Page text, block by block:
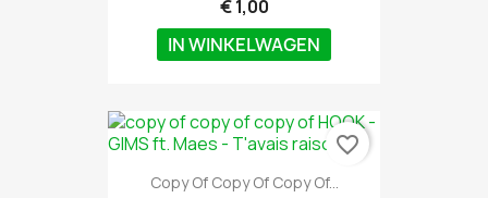
€ 1,00
IN WINKELWAGEN
Copy Of Copy Of Copy Of...
favorite_border